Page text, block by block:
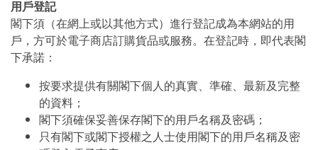
用戶登記
閣下須（在網上或以其他方式）進行登記成為本網站的用
戶，方可於電子商店訂購貨品或服務。在登記時，即代表閣
下承諾：
按要求提供有關閣下個人的真實、準確、最新及完整
的資料；
閣下須確保妥善保存閣下的用戶名稱及密碼；
只有閣下或閣下授權之人士使用閣下的用戶名稱及密